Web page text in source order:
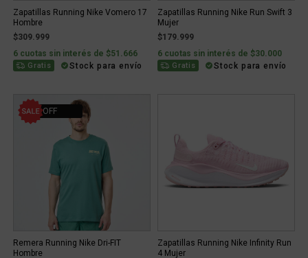
Zapatillas Running Nike Vomero 17
Hombre
$309.999
6 cuotas sin interés de $51.666
Gratis Stock para envío
Zapatillas Running Nike Run Swift 3
Mujer
$179.999
6 cuotas sin interés de $30.000
Gratis Stock para envío
31% OFF
Remera Running Nike Dri-FIT
Hombre
Zapatillas Running Nike Infinity Run
4 Mujer